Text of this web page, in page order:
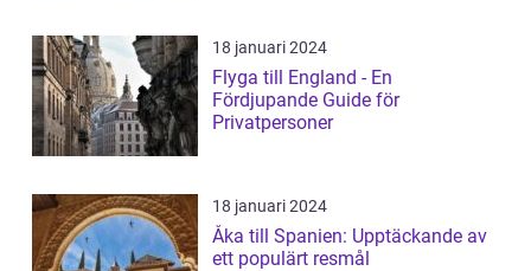
18 januari 2024
Flyga till England - En
Fördjupande Guide för
Privatpersoner
18 januari 2024
Åka till Spanien: Upptäckande av
ett populärt resmål